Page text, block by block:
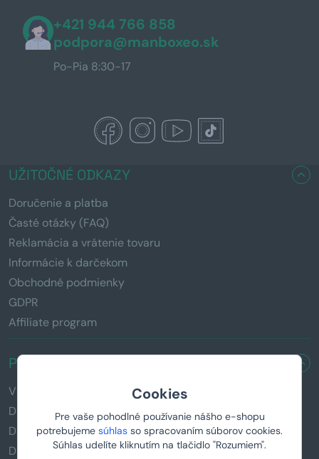
Cookies
Pre vaše pohodlné používanie nášho e-shopu
potrebujeme súhlas so spracovaním súborov cookies.
Súhlas udelíte kliknutím na tlačidlo "Rozumiem".
+421 944 766 858
podpora@manboxeo.sk
Po-Pia 8:30-17
UŽITOČNÉ ODKAZY
Doručenie a platba
Časté otázky (FAQ)
Reklamácia a vrátenie tovaru
Informácie k darčekom
Obchodné podmienky
GDPR
Affiliate program
PRE KOHO HĽADÁTE DARČEK?
Všetky darčeky
Darčeky pre mužov
Darčeky pre ženy
Darčeky pre deti